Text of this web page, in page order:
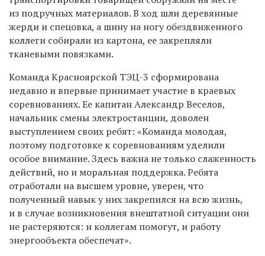
из подручных материалов. В ход шли деревянные
жерди и спецовка, а шину на ногу обездвиженного
коллеги собирали из картона, ее закрепляли
тканевыми повязками.
Команда Красноярской ТЭЦ-3 сформирована
недавно и впервые принимает участие в краевых
соревнованиях. Ее капитан Александр Веселов,
начальник смены электростанции, доволен
выступлением своих ребят: «Команда молодая,
поэтому подготовке к соревнованиям уделили
особое внимание. Здесь важна не только слаженность
действий, но и моральная поддержка. Ребята
отработали на высшем уровне, уверен, что
полученный навык у них закрепился на всю жизнь,
и в случае возникновения внештатной ситуации они
не растеряются: и коллегам помогут, и работу
энергообъекта обеспечат».